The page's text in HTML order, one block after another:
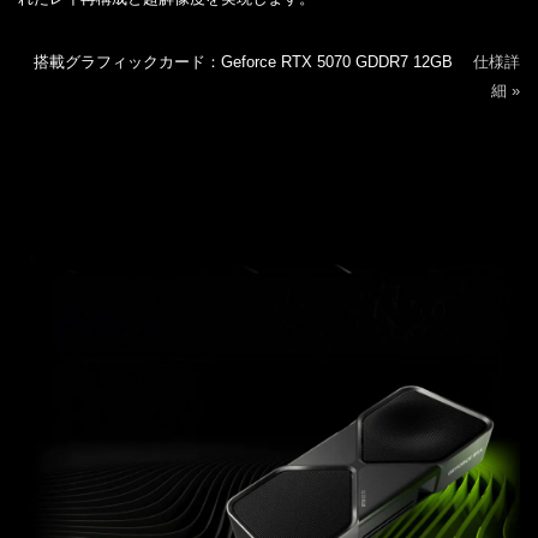
搭載グラフィックカード：Geforce RTX 5070 GDDR7 12GB 仕様詳
細 »